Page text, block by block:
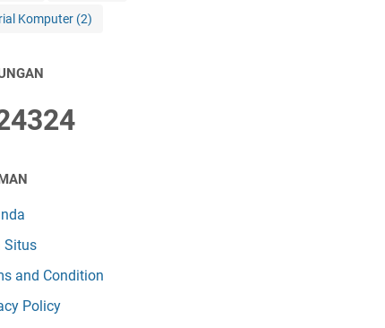
Komputer (2)
4324
Situs
and Condition
Policy